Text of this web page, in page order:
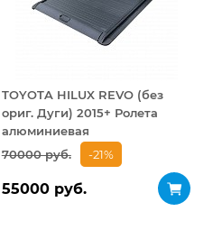
TOYOTA HILUX REVO (без
ориг. Дуги) 2015+ Ролета
алюминиевая
70000 руб.
-21%
55000 руб.